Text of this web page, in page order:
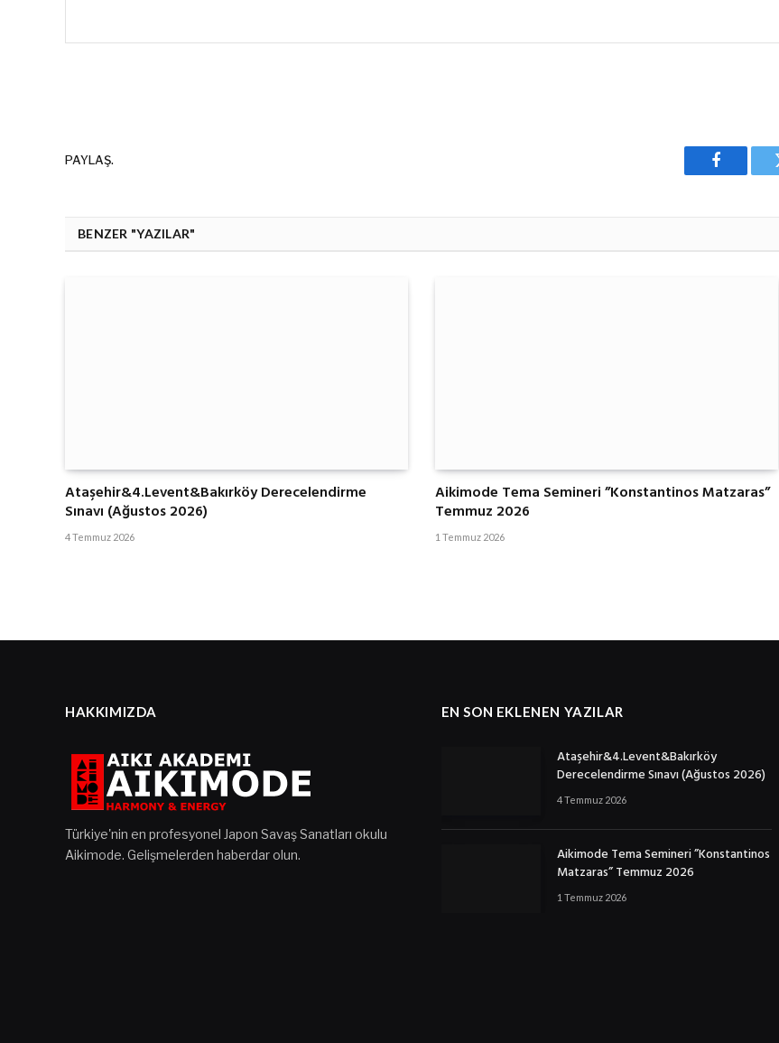
PAYLAŞ.
Facebook
BENZER "YAZILAR"
Ataşehir&4.Levent&Bakırköy Derecelendirme
Sınavı (Ağustos 2026)
4 Temmuz 2026
Aikimode Tema Semineri ”Konstantinos Matzaras”
Temmuz 2026
1 Temmuz 2026
HAKKIMIZDA
Türkiye'nin en profesyonel Japon Savaş Sanatları okulu
Aikimode. Gelişmelerden haberdar olun.
EN SON EKLENEN YAZILAR
Ataşehir&4.Levent&Bakırköy
Derecelendirme Sınavı (Ağustos 2026)
4 Temmuz 2026
Aikimode Tema Semineri ”Konstantinos
Matzaras” Temmuz 2026
1 Temmuz 2026